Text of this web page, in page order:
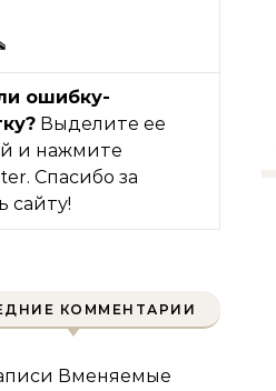
ошибку-
Выделите ее
и нажмите
Спасибо за
сайту!
КОММЕНТАРИИ
Вменяемые